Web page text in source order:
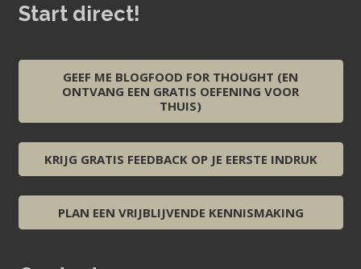
Start direct!
GEEF ME BLOGFOOD FOR THOUGHT (EN
ONTVANG EEN GRATIS OEFENING VOOR
THUIS)
KRIJG GRATIS FEEDBACK OP JE EERSTE INDRUK
PLAN EEN VRIJBLIJVENDE KENNISMAKING